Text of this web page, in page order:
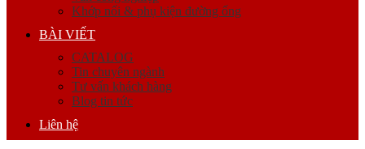
Khớp nối & phụ kiện đường ống
BÀI VIẾT
CATALOG
Tin chuyên ngành
Tư vấn khách hàng
Blog tin tức
Liên hệ